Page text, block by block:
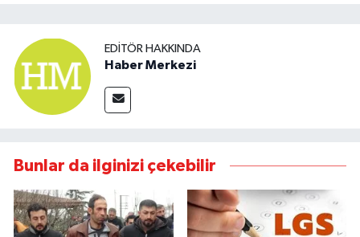
EDITÖR HAKKINDA
Haber Merkezi
Bunlar da ilginizi çekebilir